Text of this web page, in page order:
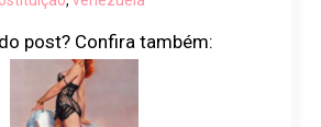
post? Confira também: